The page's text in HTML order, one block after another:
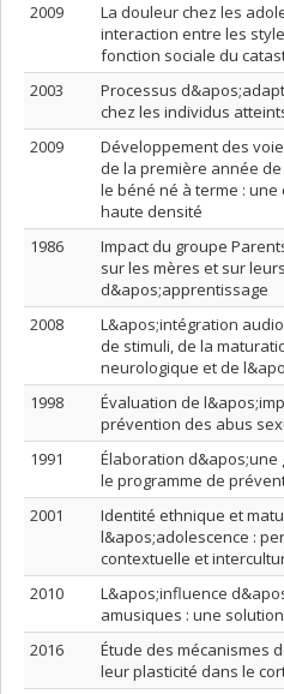
2009
La douleur chez les
interaction entre les
fonction sociale du
2003
Processus
chez les individus
2009
Développement des
de la première année
le béné né à terme :
haute densité
1986
Impact du groupe
sur les mères et sur
d&apos;apprentissage
2008
L&apos;intégration
de stimuli, de la
neurologique et de
1998
Évaluation de
prévention des abus
1991
Élaboration
le programme de
2001
Identité ethnique et
l&apos;adolescence :
contextuelle et
2010
L&apos;influence
amusiques : une
2016
Étude des mécanismes
leur plasticité dans le